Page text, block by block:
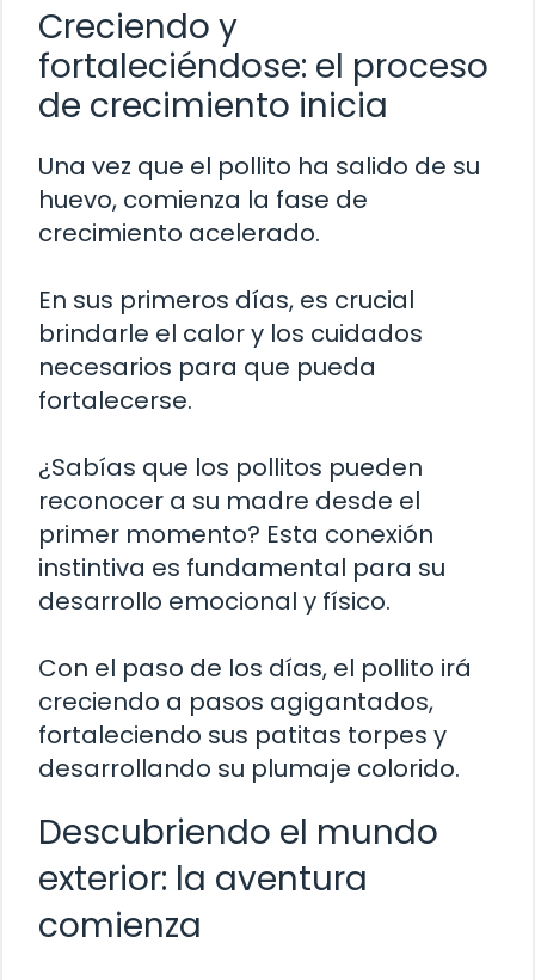
Creciendo y
fortaleciéndose: el proceso
de crecimiento inicia
Una vez que el pollito ha salido de su
huevo, comienza la fase de
crecimiento acelerado.
En sus primeros días, es crucial
brindarle el calor y los cuidados
necesarios para que pueda
fortalecerse.
¿Sabías que los pollitos pueden
reconocer a su madre desde el
primer momento? Esta conexión
instintiva es fundamental para su
desarrollo emocional y físico.
Con el paso de los días, el pollito irá
creciendo a pasos agigantados,
fortaleciendo sus patitas torpes y
desarrollando su plumaje colorido.
Descubriendo el mundo
exterior: la aventura
comienza